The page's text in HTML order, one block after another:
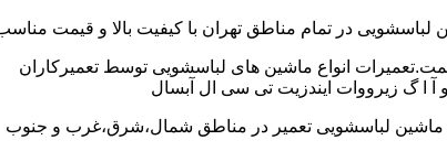
در تمام مناطق تهران با کیفیت بالا و قیمت
انواع ماشین های لباسشویی توسط تعمیرکاران
آ ا گ زیرووات ایندزیت تی سی ال آبسال
ماشین لباسشویی تعمیر در مناطق شمال،شرق،غرب و جنوب